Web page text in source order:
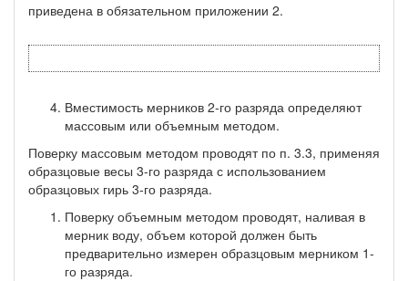
приведена в обязательном приложении 2.
Вместимость мерников 2-го разряда определяют
массовым или объемным методом.
Поверку массовым методом проводят по п. 3.3, применяя
об­разцовые весы 3-го разряда с использованием
образцовых гирь 3-го разряда.
Поверку объемным методом проводят, наливая в
мерник воду, объем которой должен быть
предварительно измерен образ­цовым мерником 1-
го разряда.